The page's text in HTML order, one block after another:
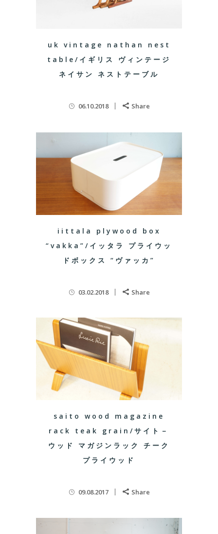
uk vintage nathan nest
table/イギリス ヴィンテージ
ネイサン ネストテーブル
06.10.2018 Share
iittala plywood box
“vakka”/イッタラ プライウッ
ドボックス “ヴァッカ”
03.02.2018 Share
saito wood magazine
rack teak grain/サイト－
ウッド マガジンラック チーク
プライウッド
09.08.2017 Share